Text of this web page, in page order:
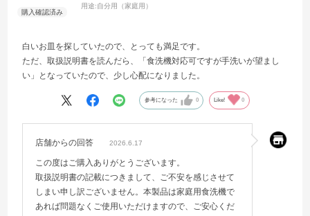
用途:自分用（家庭用）
白いお皿を探していたので、とっても満足です。
ただ、取扱説明書を読んだら、「食洗機対応可ですが手洗いが望まし
い」となっていたので、少し心配になりました。
参考になった 0 Like! 0
店舗からの回答 2026.6.17
この度はご購入ありがとうございます。
取扱説明書の記載につきまして、ご不安を感じさせて
しまい申し訳ございません。本製品は家庭用食洗機で
あれば問題なくご使用いただけますので、ご安心くだ